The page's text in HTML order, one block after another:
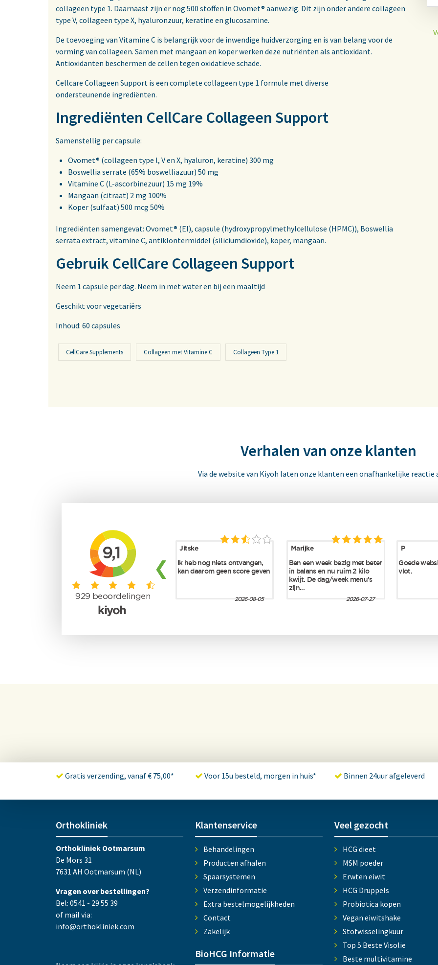
collageen type 1. Daarnaast zijn er nog 500 stoffen in Ovomet® aanwezig. Dit zijn onder andere collageen
type V, collageen type X, hyaluronzuur, keratine en glucosamine.
De toevoeging van Vitamine C is belangrijk voor de inwendige huidverzorging en is van belang voor de
vorming van collageen. Samen met mangaan en koper werken deze nutriënten als antioxidant.
Antioxidanten beschermen de cellen tegen oxidatieve schade.
Cellcare Collageen Support is een complete collageen type 1 formule met diverse
ondersteunende ingrediënten.
Ingrediënten CellCare Collageen Support
Samenstellig per capsule:
Ovomet® (collageen type l, V en X, hyaluron, keratine) 300 mg
Boswellia serrate (65% boswelliazuur) 50 mg
Vitamine C (L-ascorbinezuur) 15 mg 19%
Mangaan (citraat) 2 mg 100%
Koper (sulfaat) 500 mcg 50%
Ingrediënten samengevat: Ovomet® (EI), capsule (hydroxypropylmethylcellulose (HPMC)), Boswellia
serrata extract, vitamine C, antiklontermiddel (siliciumdioxide), koper, mangaan.
Gebruik CellCare Collageen Support
Neem 1 capsule per dag. Neem in met water en bij een maaltijd
Geschikt voor vegetariërs
Inhoud: 60 capsules
CellCare Supplements Collageen met Vitamine C Collageen Type 1
Verhalen van onze klanten
Via de website van Kiyoh laten onze klanten een onafhankelijke reactie
Gratis verzending, vanaf € 75,00* Voor 15u besteld, morgen in huis* Binnen 24uur afgeleverd
Orthokliniek
Orthokliniek Ootmarsum
De Mors 31
7631 AH Ootmarsum (NL)
Vragen over bestellingen?
Bel: 0541 - 29 55 39
of mail via:
info@orthokliniek.com
Klantenservice
Behandelingen
Producten afhalen
Spaarsystemen
Verzendinformatie
Extra bestelmogelijkheden
Contact
Zakelijk
BioHCG Informatie
Veel gezocht
HCG dieet
MSM poeder
Erwten eiwit
HCG Druppels
Probiotica kopen
Vegan eiwitshake
Stofwisselingkuur
Top 5 Beste Visolie
Beste multivitamine